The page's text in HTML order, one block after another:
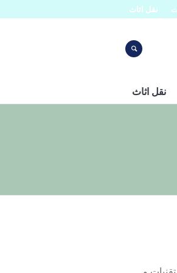
نقل اثاث
نقل اثاث